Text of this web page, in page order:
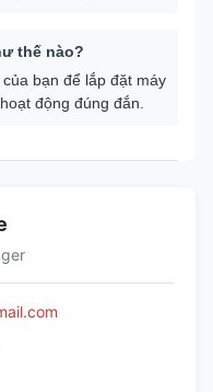
thế nào?
bạn để lắp đặt máy
động đúng đắn.